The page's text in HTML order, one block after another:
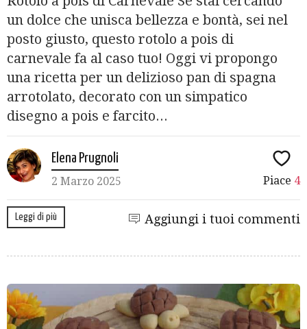
un dolce che unisca bellezza e bontà, sei nel
posto giusto, questo rotolo a pois di
carnevale fa al caso tuo! Oggi vi propongo
una ricetta per un delizioso pan di spagna
arrotolato, decorato con un simpatico
disegno a pois e farcito...
Elena Prugnoli
2 Marzo 2025 Piace 4
Leggi di più Aggiungi i tuoi commenti